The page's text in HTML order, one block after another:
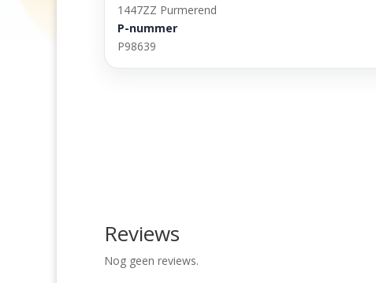
1447ZZ Purmerend
P-nummer
P98639
Reviews
Nog geen reviews.